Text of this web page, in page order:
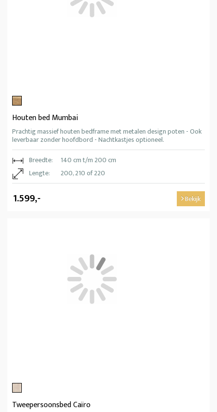
Houten bed Mumbai
Prachtig massief houten bedframe met metalen design poten - Ook
leverbaar zonder hoofdbord - Nachtkastjes optioneel.
Breedte:
140 cm t/m 200 cm
Lengte:
200, 210 of 220
1.599,- Bekijk
Tweepersoonsbed Caïro